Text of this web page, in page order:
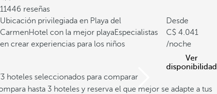
11446 reseñas
Ubicación privilegiada en Playa del
CarmenHotel con la mejor playaEspecialistas
en crear experiencias para los niños
Desde
4.041
/noche
Ver
disponibilidad
hoteles seleccionados para comparar
hasta 3 hoteles y reserva el que mejor se adapte a tus